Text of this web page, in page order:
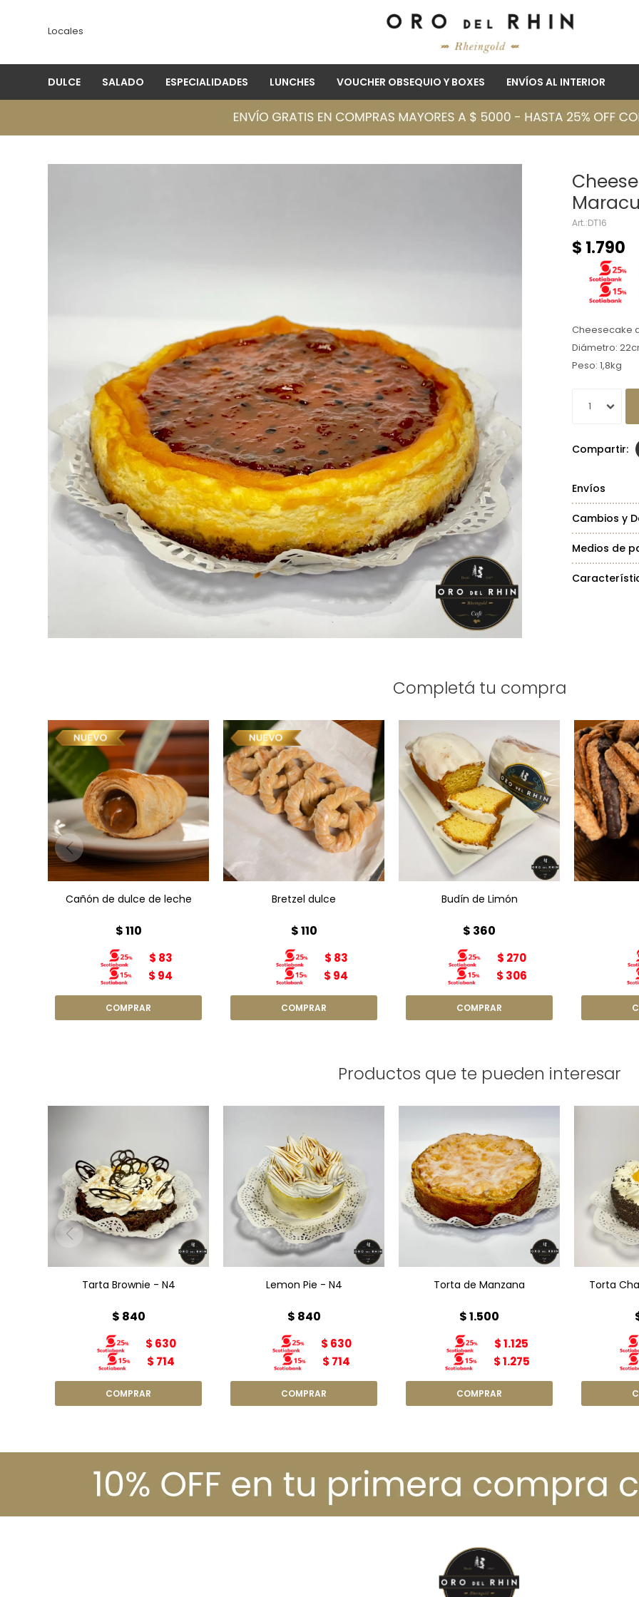
DULCE SALADO ESPECIALIDADES LUNCHES VOUCHER OBSEQUIO Y BOXES ENVÍOS AL INTERIOR
Locales
DT16
$ 1.790
Cheesecake
Diámetro:
Peso: 1,8kg
1
Envíos
Cambios y
Medios de
Completá tu compra
Cañón de dulce de leche
x1
Cañón de dulce de leche
$110
$ 83
$ 94
Bretzel dulce x1
Bretzel dulce
$110
$ 83
$ 94
Budín de Limón x1
Peso: 500g
Budín de Limón
$ 360
$ 270
$ 306
Productos que te pueden interesar
Torta Brownie N4
Diámetro: 17cm
Peso: 800g
Tarta Brownie - N4
$ 840
$ 630
$ 714
Lemon Pie N4
Diámetro: 17cm
Peso: 800g
Lemon Pie - N4
$ 840
$ 630
$ 714
Torta de Manzana
Diámetro: 22cm
Peso: 1,8kg
Torta de Manzana
$1.500
$1.125
$1.275
Torta
Torta